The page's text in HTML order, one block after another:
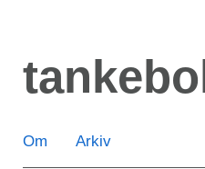
huvudinnehåll
Om Arkiv